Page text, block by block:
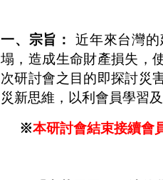
一、宗旨： 近年來台灣
塌，造成生命財產損失，
次研討會之目的即探討災
災新思維，以利會員學習
※本研討會結束接續會